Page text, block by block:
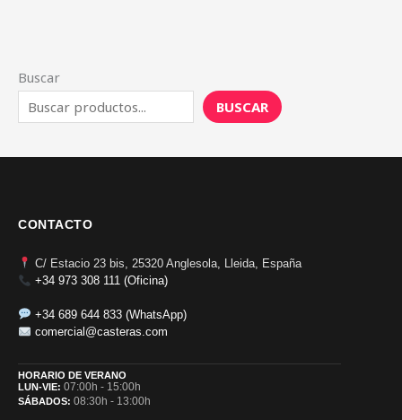
Buscar
BUSCAR
CONTACTO
C/ Estacio 23 bis, 25320 Anglesola, Lleida, España
+34 973 308 111 (Oficina)
+34 689 644 833 (WhatsApp)
comercial@casteras.com
HORARIO DE VERANO
LUN-VIE: 07:00h - 15:00h
SÁBADOS: 08:30h - 13:00h